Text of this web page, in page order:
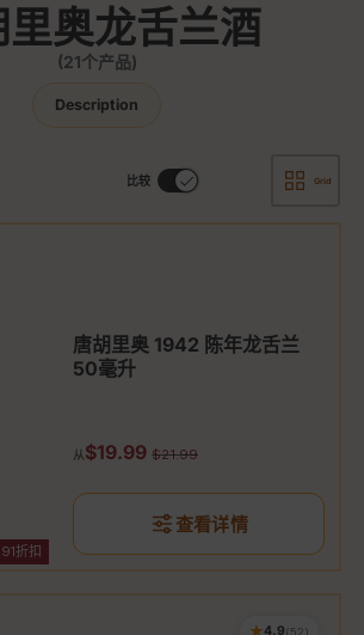
里奥龙舌兰酒
(21个产品)
Description
比较 Grid
折扣
唐胡里奥 1942 陈年龙舌兰
50毫升
促销价
从$19.99 原价
$21.99
查看详情
★4.9(52)